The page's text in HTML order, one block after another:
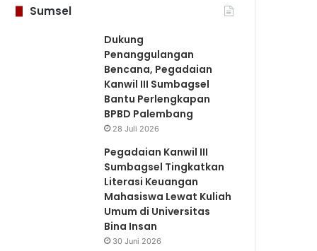
Cegah Kekerasan Berbasis
Palembang Gelar
4 Agustus 2026
Sumsel
Dukung
Penanggulangan
Bencana, Pegadaian
Kanwil III Sumbagsel
Bantu Perlengkapan
BPBD Palembang
28 Juli 2026
Pegadaian Kanwil III
Sumbagsel Tingkatkan
Literasi Keuangan
Mahasiswa Lewat Kuliah
Umum di Universitas
Bina Insan
30 Juni 2026